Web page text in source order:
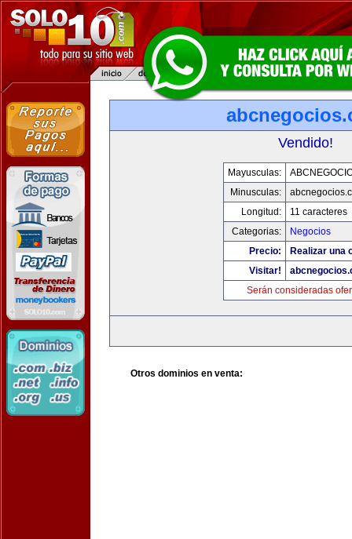
Vendido!
Mayusculas:
Minusculas:
Longitud:
11 caracteres
Categorias:
Negocios
Precio:
Realizar una
Visitar!
Serán consideradas
Otros dominios en venta: